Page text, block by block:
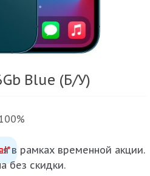
Blue (Б/У)
в рамках временной акции.
без скидки.